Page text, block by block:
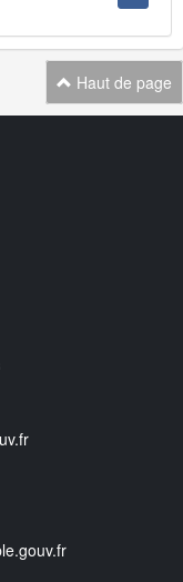
Haut de page